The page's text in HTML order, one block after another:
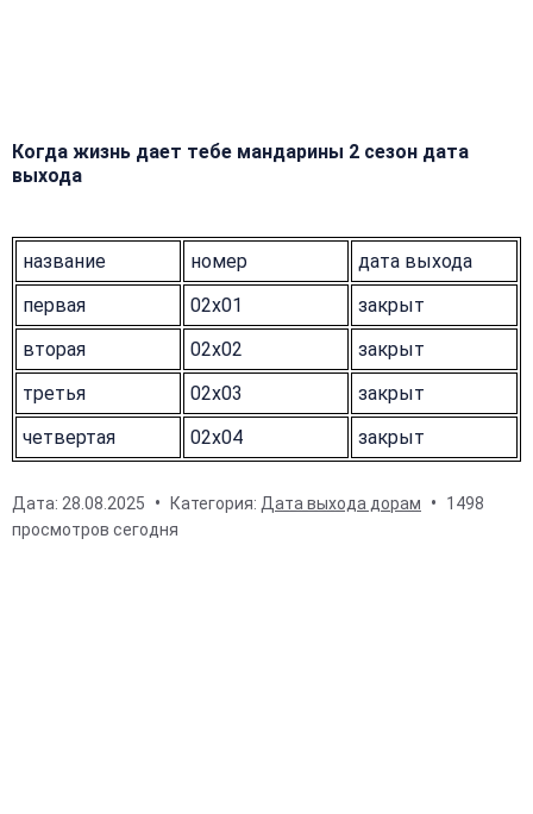
Когда жизнь дает тебе мандарины 2 сезон дата
выхода
название номер
дата выхода
первая
02x01
закрыт
вторая
02x02
закрыт
третья
02x03
закрыт
четвертая
02x04 закрыт
Дата: 28.08.2025 Категория: Дата выхода дорам
1498
просмотров сегодня